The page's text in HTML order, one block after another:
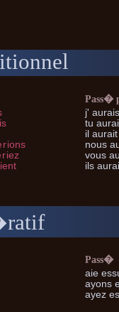
rions
riez
Pass�
j'
tu
il
nous
vous
ils
Pass�
aie
ayons
ayez